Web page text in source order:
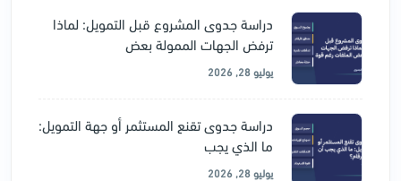
دراسة جدوى المشروع قبل التمويل: لماذا
ترفض الجهات الممولة بعض
يوليو 28, 2026
دراسة جدوى تقنع المستثمر أو جهة التمويل:
ما الذي يجب
يوليو 28, 2026